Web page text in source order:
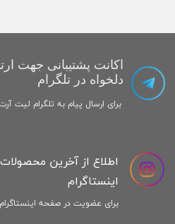
اکانت پشتیبانی جهت
دلخواه در تلگرام
برای ارسال پیام به تلگرام لیت
اطلاع از آخرین
اینستاگرام
برای عضویت در صفحه